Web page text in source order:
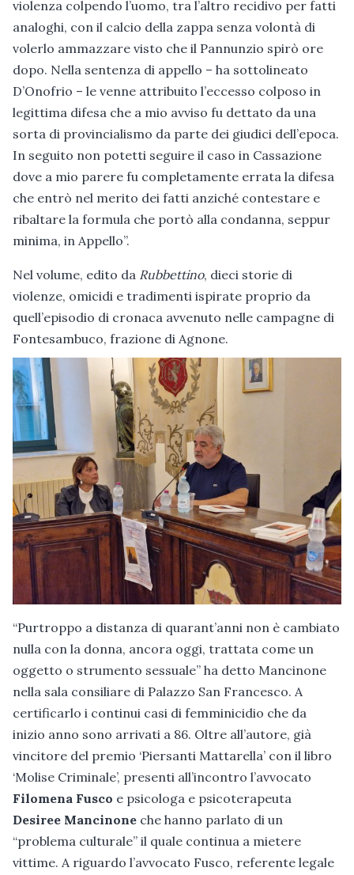
violenza colpendo l’uomo, tra l’altro recidivo per fatti
analoghi, con il calcio della zappa senza volontà di
volerlo ammazzare visto che il Pannunzio spirò ore
dopo. Nella sentenza di appello – ha sottolineato
D’Onofrio – le venne attribuito l’eccesso colposo in
legittima difesa che a mio avviso fu dettato da una
sorta di provincialismo da parte dei giudici dell’epoca.
In seguito non potetti seguire il caso in Cassazione
dove a mio parere fu completamente errata la difesa
che entrò nel merito dei fatti anziché contestare e
ribaltare la formula che portò alla condanna, seppur
minima, in Appello”.
Nel volume, edito da Rubbettino, dieci storie di
violenze, omicidi e tradimenti ispirate proprio da
quell’episodio di cronaca avvenuto nelle campagne di
Fontesambuco, frazione di Agnone.
“Purtroppo a distanza di quarant’anni non è cambiato
nulla con la donna, ancora oggi, trattata come un
oggetto o strumento sessuale” ha detto Mancinone
nella sala consiliare di Palazzo San Francesco. A
certificarlo i continui casi di femminicidio che da
inizio anno sono arrivati a 86. Oltre all’autore, già
vincitore del premio ‘Piersanti Mattarella’ con il libro
‘Molise Criminale’, presenti all’incontro l’avvocato
Filomena Fusco e psicologa e psicoterapeuta
Desiree Mancinone che hanno parlato di un
“problema culturale” il quale continua a mietere
vittime. A riguardo l’avvocato Fusco, referente legale